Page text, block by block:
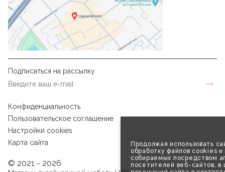
Продолжая использовать
обработку файлов cookies и
собираемых посредством
посетителей веб-сайтов, в
Подписаться на рассылку
Конфиденциальность
Пользовательское соглашение
Настройки cookies
Карта сайта
© 2021 - 2026